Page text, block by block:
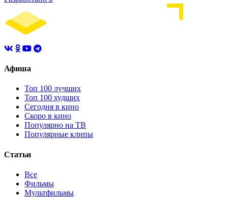
Афиша
Топ 100 лучших
Топ 100 худших
Сегодня в кино
Скоро в кино
Популярно на ТВ
Популярные клипы
Статьи
Все
Фильмы
Мультфильмы